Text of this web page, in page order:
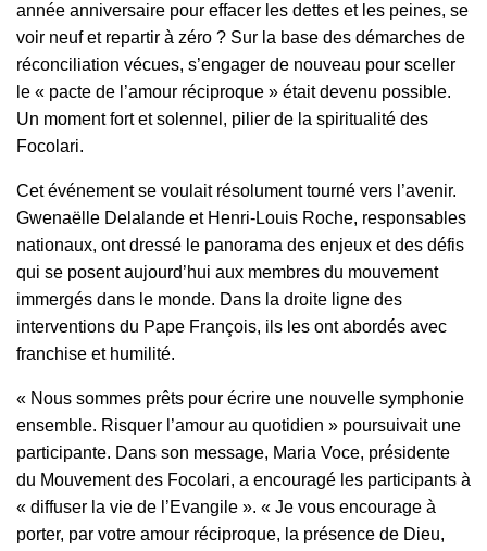
année anniversaire pour effacer les dettes et les peines, se
voir neuf et repartir à zéro ? Sur la base des démarches de
réconciliation vécues, s’engager de nouveau pour sceller
le « pacte de l’amour réciproque » était devenu possible.
Un moment fort et solennel, pilier de la spiritualité des
Focolari.
Cet événement se voulait résolument tourné vers l’avenir.
Gwenaëlle Delalande et Henri-Louis Roche, responsables
nationaux, ont dressé le panorama des enjeux et des défis
qui se posent aujourd’hui aux membres du mouvement
immergés dans le monde. Dans la droite ligne des
interventions du Pape François, ils les ont abordés avec
franchise et humilité.
« Nous sommes prêts pour écrire une nouvelle symphonie
ensemble. Risquer l’amour au quotidien » poursuivait une
participante. Dans son message, Maria Voce, présidente
du Mouvement des Focolari, a encouragé les participants à
« diffuser la vie de l’Evangile ». « Je vous encourage à
porter, par votre amour réciproque, la présence de Dieu,